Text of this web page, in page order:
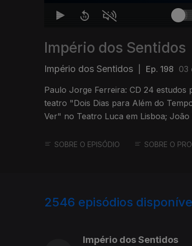
Império dos Sentidos
Império dos Sentidos Ep. 198 03
Paulo Jorge Ferreira: CD 24 estudos
teatro "Dois Dias para Além do
Ver" no Teatro Luca em Lisboa;
SOBRE O EPISÓDIO SOBRE O
2546 episódios
Império dos Sentidos